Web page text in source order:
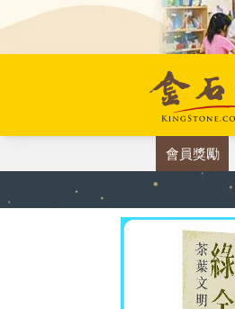
會員獎勵